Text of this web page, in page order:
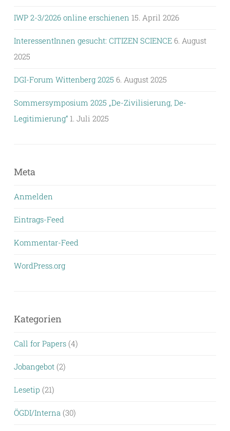
IWP 2-3/2026 online erschienen 15. April 2026
InteressentInnen gesucht: CITIZEN SCIENCE 6. August
2025
DGI-Forum Wittenberg 2025 6. August 2025
Sommersymposium 2025 „De-Zivilisierung, De-
Legitimierung“ 1. Juli 2025
Meta
Anmelden
Eintrags-Feed
Kommentar-Feed
WordPress.org
Kategorien
Call for Papers (4)
Jobangebot (2)
Lesetip (21)
ÖGDI/Interna (30)